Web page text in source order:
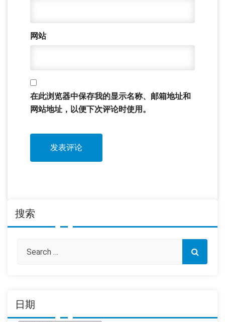
网站
在此浏览器中保存我的显示名称、邮箱地址和
网站地址，以便下次评论时使用。
搜索
日期